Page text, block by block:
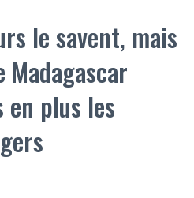
le savent, mais
en plus les